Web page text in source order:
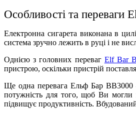
Особливості та переваги
Електронна сигарета виконана в
система зручно лежить в руці і не
Однією з головних переваг Elf Bar
пристрою, оскільки пристрій
Ще одна перевага Ельф Бар BB3000
потужність для того, щоб Ви могли
підвищує продуктивність.